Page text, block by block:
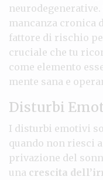
mancanza cronica
fattore di rischio
cruciale che tu
come elemento
mente sana e
Disturbi
I disturbi emotivi
quando non riesci
privazione del
una crescita